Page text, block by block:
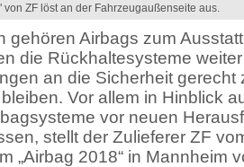
ZF löst an der Fahrzeugaußenseite aus.
gehören Airbags zum
die Rückhaltesysteme
an die Sicherheit gerecht
Vor allem in Hinblick
vor neuen
stellt der Zulieferer ZF
„Airbag 2018“ in Mannheim